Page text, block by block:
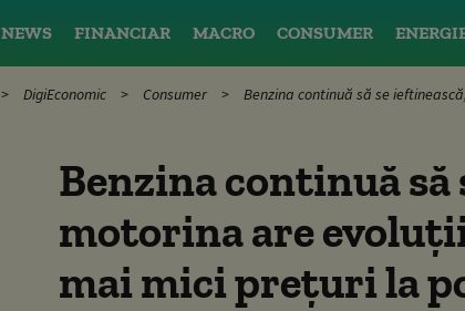
NEWS FINANCIAR MACRO CONSUMER
DigiEconomic Consumer Benzina continuă să se
Benzina continuă să
motorina are
mai mici prețuri la